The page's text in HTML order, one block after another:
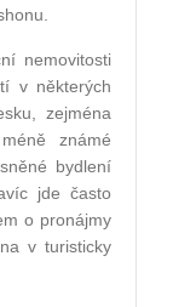
nemovitosti
v některých
zejména
známé
bydlení
jde často
o pronájmy
v turisticky